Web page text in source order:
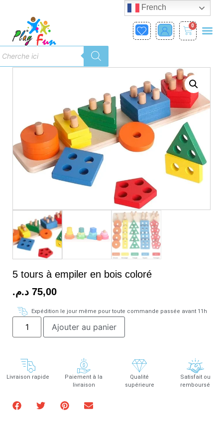
0
5 tours à empiler en bois coloré
75,00 د.م.
Expédition le jour même pour toute commande passée avant 11h
Ajouter au panier
Livraison rapide
Paiement à la
livraison
Qualité
supérieure
Satisfait ou
remboursé
French